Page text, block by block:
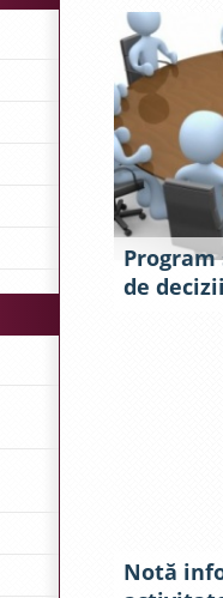
de
Notă